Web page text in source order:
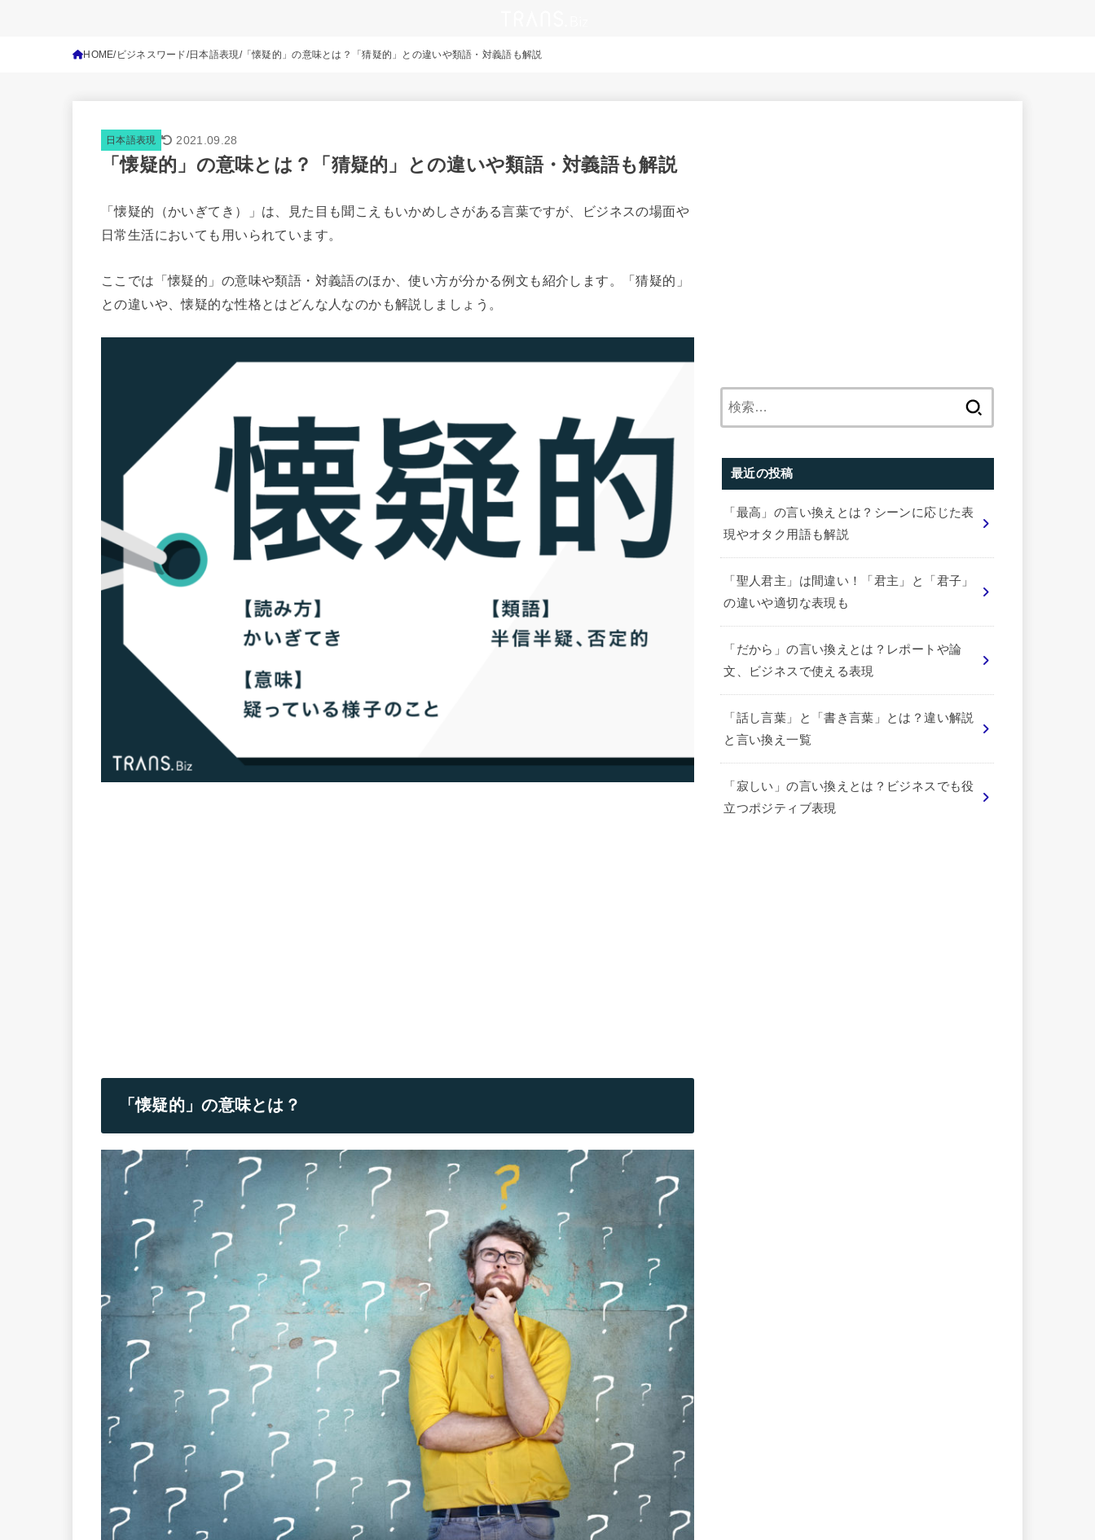
HOME ビジネスワード 日本語表現 「懐疑的」の意味とは？「猜疑的」との違いや類語・対義語も解説
日本語表現 2021.09.28
「懐疑的」の意味とは？「猜疑的」との違いや類語・対義語も解説
「懐疑的（かいぎてき）」は、見た目も聞こえもいかめしさがある言葉ですが、ビジネスの場面や
日常生活においても用いられています。
ここでは「懐疑的」の意味や類語・対義語のほか、使い方が分かる例文も紹介します。「猜疑的」
との違いや、懐疑的な性格とはどんな人なのかも解説しましょう。
「懐疑的」の意味とは？
最近の投稿
「最高」の言い換えとは？シーンに応じた表
現やオタク用語も解説
「聖人君主」は間違い！「君主」と「君子」
の違いや適切な表現も
「だから」の言い換えとは？レポートや論
文、ビジネスで使える表現
「話し言葉」と「書き言葉」とは？違い解説
と言い換え一覧
「寂しい」の言い換えとは？ビジネスでも役
立つポジティブ表現